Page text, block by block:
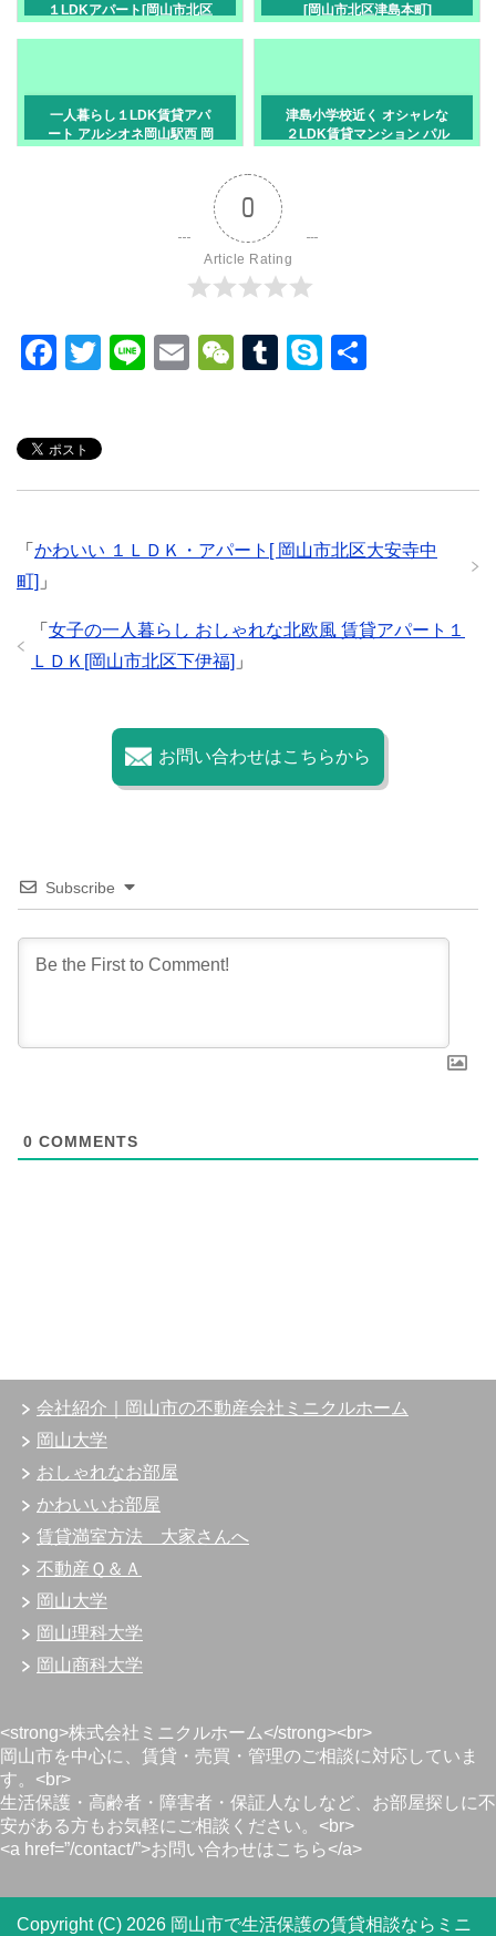
１LDKアパート[岡山市北区
[岡山市北区津島本町]
一人暮らし１LDK賃貸アパ
ート アルシオネ岡山駅西 岡
津島小学校近く オシャレな
２LDK賃貸マンション パル
0
Article Rating
F
e
b
o
T
er
Li
E
W
at
T
r
S
「 かわいい １ＬＤＫ・アパート[ 岡山市北区大安寺中
町] 」
「 女子の一人暮らし おしゃれな北欧風 賃貸アパート１
ＬＤＫ[岡山市北区下伊福] 」
お問い合わせはこちらから
Subscribe
0 COMMENTS
会社紹介｜岡山市の不動産会社ミニクルホーム
岡山大学
おしゃれなお部屋
かわいいお部屋
賃貸満室方法 大家さんへ
不動産Ｑ＆Ａ
岡山大学
岡山理科大学
岡山商科大学
<strong>株式会社ミニクルホーム</strong><br>
岡山市を中心に、賃貸・売買・管理のご相談に対応していま
す。<br>
生活保護・高齢者・障害者・保証人なしなど、お部屋探しに不
安がある方もお気軽にご相談ください。<br>
<a href=”/contact/”>お問い合わせはこちら</a>
Copyright (C) 2026 岡山市で生活保護の賃貸相談ならミニ